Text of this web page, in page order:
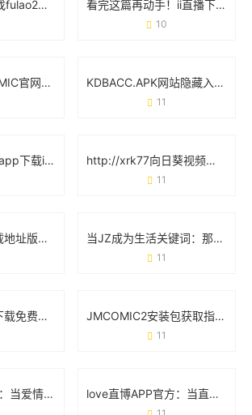
为什么大家都在找fulao2最新破解版？这些细节你可能没注意到 看完这篇再动手！ii直播下载app安装必知的6个细节
10
JMCOMICRON.MIC官网：从界面设计到功能实操的完整指南 KDBACC.APK网站隐藏入口：这些细节可能被你忽略了
11
gofuntoken豆奶app下载ios免费：解锁健康饮品的正确姿势 http://xrk77向日葵视频下载成人版：当用户需求遇上平台责任
11
fulao2官方网下载地址版怎么找？手把手教你避坑指南 当JZ成为生活关键词：那些你想不到的日常场景
11
fulao2官方网站下载免费版：新手必看的实用教程与安全指南 JMCOMIC2安装包获取指南：安全下载与使用全攻略
11
Romance变形记：当爱情在21世纪玩起“变装游戏” love直博APP官方：当直播遇见真实心动